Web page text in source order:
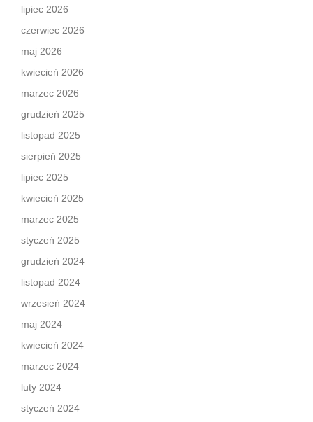
lipiec 2026
czerwiec 2026
maj 2026
kwiecień 2026
marzec 2026
grudzień 2025
listopad 2025
sierpień 2025
lipiec 2025
kwiecień 2025
marzec 2025
styczeń 2025
grudzień 2024
listopad 2024
wrzesień 2024
maj 2024
kwiecień 2024
marzec 2024
luty 2024
styczeń 2024